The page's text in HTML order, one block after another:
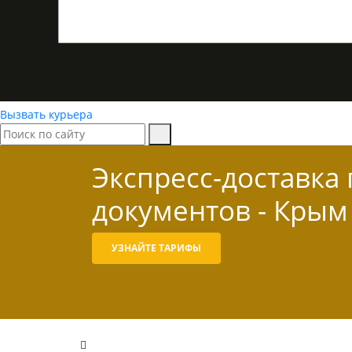
Вызвать курьера
Экспресс-доставка
документов - Крым
УЗНАЙТЕ ТАРИФЫ